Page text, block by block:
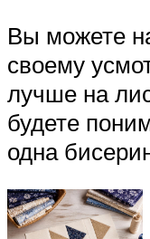
Вы можете
своему
лучше на
будете
одна